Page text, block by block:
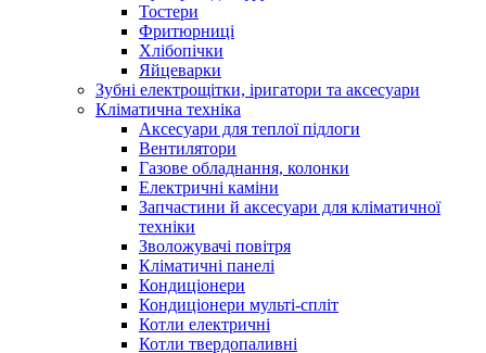
Тостери
Фритюрниці
Хлібопічки
Яйцеварки
Зубні електрощітки, іригатори та аксесуари
Кліматична техніка
Аксесуари для теплої підлоги
Вентилятори
Газове обладнання, колонки
Електричні каміни
Запчастини й аксесуари для кліматичної
техніки
Зволожувачі повітря
Кліматичні панелі
Кондиціонери
Кондиціонери мульті-спліт
Котли електричні
Котли твердопаливні